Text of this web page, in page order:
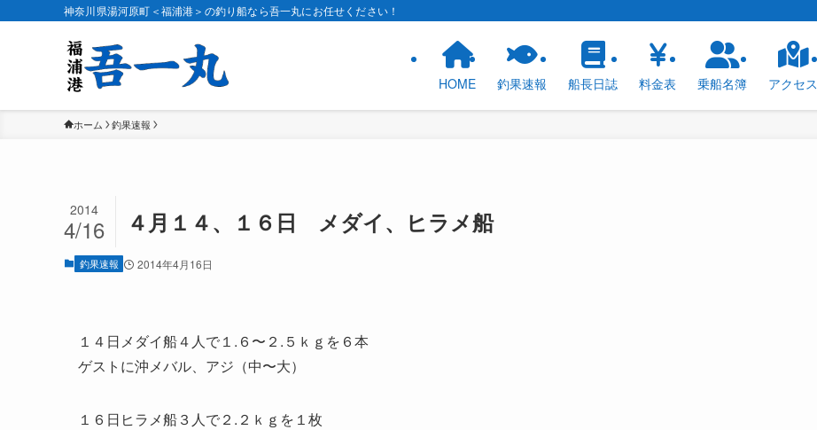
神奈川県湯河原町＜福浦港＞の釣り船なら吾一丸にお任せください！
HOME 釣果速報 船長日誌 料金表 乗船名簿 アクセス
ホーム 釣果速報
４月１４、１６日 メダイ、ヒラメ船
2014
4/16
釣果速報 2014年4月16日
１４日メダイ船４人で１.６〜２.５ｋｇを６本
ゲストに沖メバル、アジ（中〜大）
１６日ヒラメ船３人で２.２ｋｇを１枚